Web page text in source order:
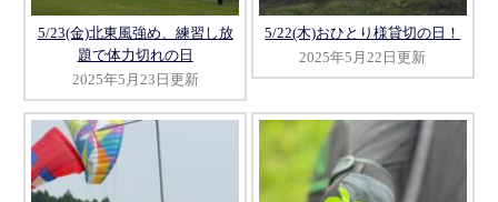
5/23(金)北東風強め、練習し放
題で体力切れの日
2025年5月23日更新
5/22(木)おひとり様貸切の日！
2025年5月22日更新